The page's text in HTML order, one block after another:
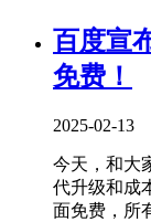
百度宣
免费！
2025-02-13
今天，和大
代升级和成
面免费，所